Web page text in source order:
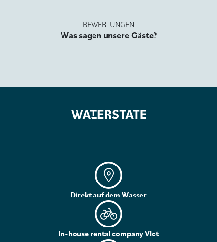
BEWERTUNGEN
Was sagen unsere Gäste?
Direkt auf dem Wasser
In-house rental company Vlot